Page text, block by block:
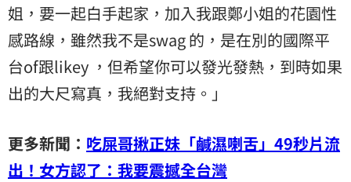
姐，要一起白手起家，加入我跟鄭小姐的花園性
感路線，雖然我不是swag 的，是在別的國際平
台of跟likey ，但希望你可以發光發熱，到時如果
出的大尺寫真，我絕對支持。」
更多新聞： 吃屎哥揪正妹「鹹濕喇舌」49秒片流
出！女方認了：我要震撼全台灣